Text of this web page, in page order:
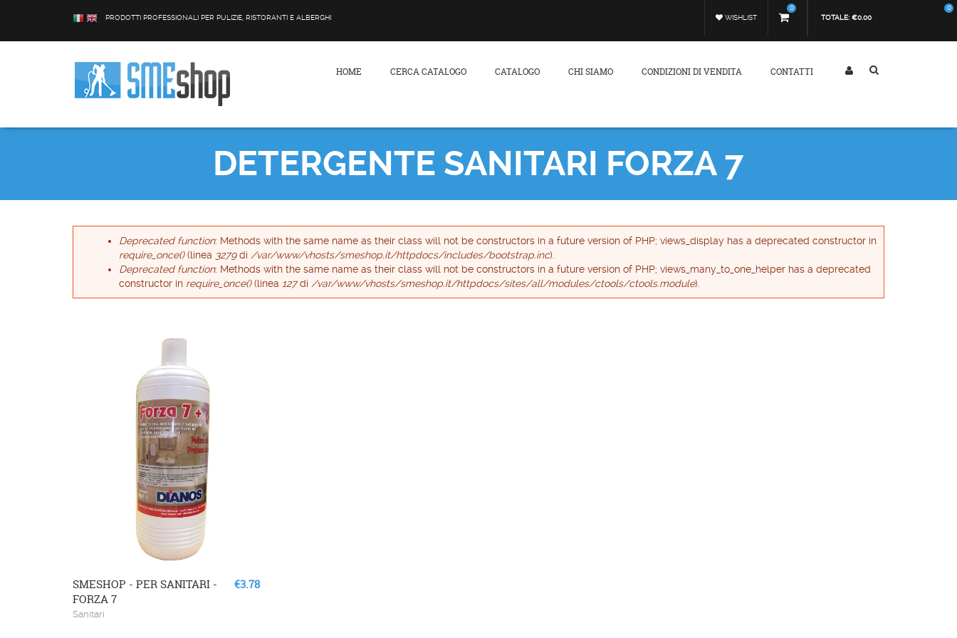
TOTALE: €0.00
0
PRODOTTI PROFESSIONALI PER PULIZIE, RISTORANTI E ALBERGHI
WISHLIST
0
HOME CERCA CATALOGO CATALOGO CHI SIAMO CONDIZIONI DI VENDITA CONTATTI
Form di ricerca
Cerca
DETERGENTE SANITARI FORZA 7
Messaggio di errore
Deprecated function: Methods with the same name as their class will not be constructors in a future version of PHP; views_display has a deprecated constructor in
require_once()(linea 3279di /var/www/vhosts/smeshop.it/httpdocs/includes/bootstrap.inc).
Deprecated function: Methods with the same name as their class will not be constructors in a future version of PHP; views_many_to_one_helper has a deprecated
constructor in require_once()(linea 127di /var/www/vhosts/smeshop.it/httpdocs/sites/all/modules/ctools/ctools.module).
€3.78
SMESHOP - PER SANITARI -
FORZA 7
Sanitari